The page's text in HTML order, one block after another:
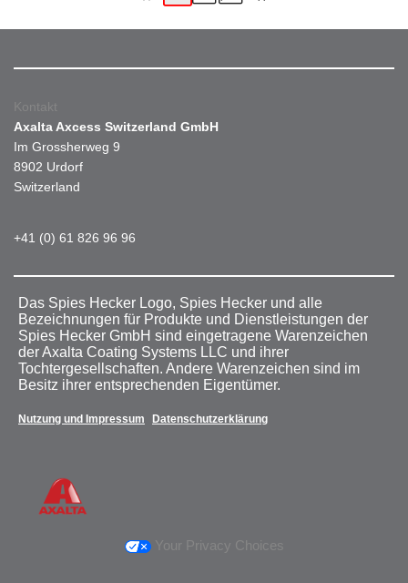
Kontakt
Axalta Axcess Switzerland GmbH
Im Grossherweg 9
8902 Urdorf
Switzerland
+41 (0) 61 826 96 96
Das Spies Hecker Logo, Spies Hecker und alle
Bezeichnungen für Produkte und Dienstleistungen der
Spies Hecker GmbH sind eingetragene Warenzeichen
der Axalta Coating Systems LLC und ihrer
Tochtergesellschaften. Andere Warenzeichen sind im
Besitz ihrer entsprechenden Eigentümer.
Nutzung und Impressum Datenschutzerklärung
Your Privacy Choices